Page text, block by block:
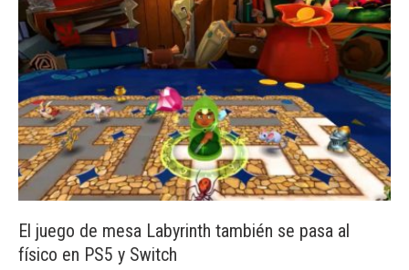
El juego de mesa Labyrinth también se pasa al
físico en PS5 y Switch